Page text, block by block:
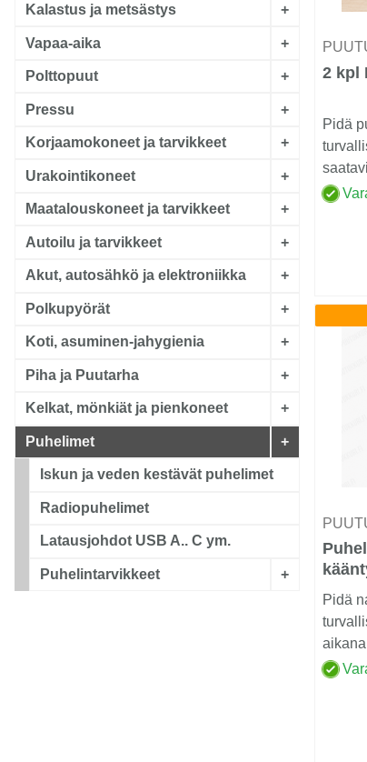
Kalastus ja metsästys +
Vapaa-aika +
Polttopuut +
Pressu +
Korjaamokoneet ja tarvikkeet +
Urakointikoneet +
Maatalouskoneet ja tarvikkeet +
Autoilu ja tarvikkeet +
Akut, autosähkö ja elektroniikka +
Polkupyörät +
Koti, asuminen-jahygienia +
Piha ja Puutarha +
Kelkat, mönkiät ja pienkoneet +
Puhelimet +
Iskun ja veden kestävät puhelimet
Radiopuhelimet
Latausjohdot USB A.. C ym.
Puhelintarvikkeet +
2 kpl
Pidä
sekä
Pidä